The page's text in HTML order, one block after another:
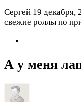
Сергей 19 декабря,
свежие роллы по
А у меня